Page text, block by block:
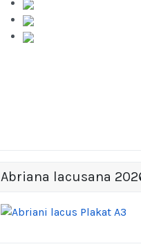
Abriana lacusana